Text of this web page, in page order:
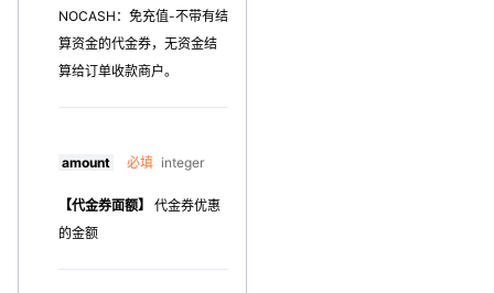
NOCASH：免充值-不带有结
算资金的代金券，无资金结
算给订单收款商户。
amount 必填 integer
【代金券面额】
代金券优惠
的金额